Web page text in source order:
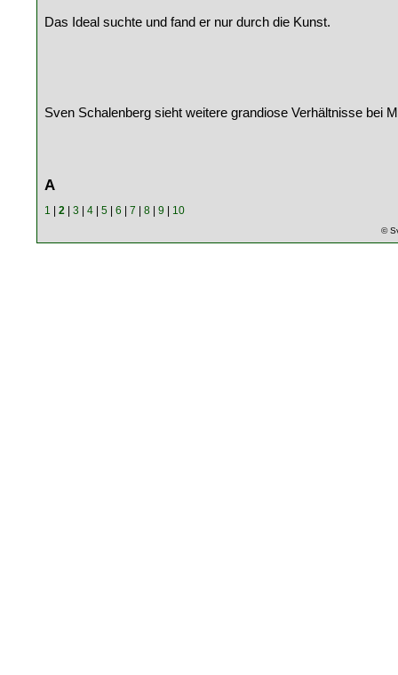
Das Ideal suchte und fand er nur durch die Kunst.
Sven Schalenberg sieht weitere grandiose Verhältnisse bei
A
1 2 3 4 5 6 7 8 9 10
©